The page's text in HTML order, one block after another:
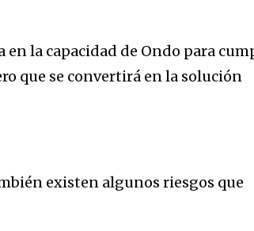
la capacidad de Ondo para
que se convertirá en la solución
existen algunos riesgos que